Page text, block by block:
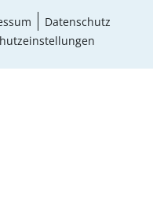
Datenschutz